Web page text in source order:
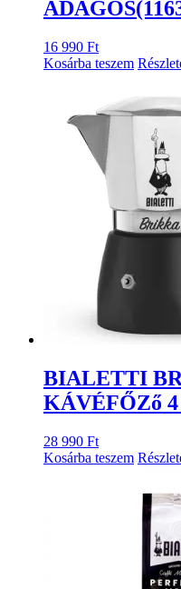
16 990 Ft
Kosárba teszem
BIALETTI
KÁVÉFŐZő 4
28 990 Ft
Kosárba teszem